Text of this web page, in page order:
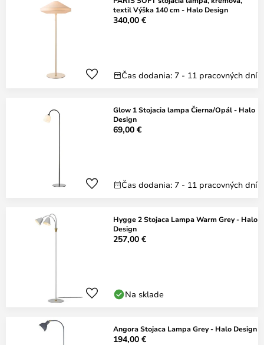
textil Výška 140 cm - Halo Design
340,00 €
Čas dodania: 7 - 11 pracovných dní
Glow 1 Stojacia lampa Čierna/Opál - Halo
Design
69,00 €
Čas dodania: 7 - 11 pracovných dní
Hygge 2 Stojaca Lampa Warm Grey - Halo
Design
257,00 €
Na sklade
Angora Stojaca Lampa Grey - Halo Design
194,00 €